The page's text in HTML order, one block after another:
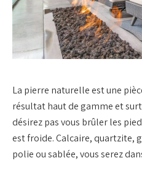
La pierre naturelle est une
résultat haut de gamme et
désirez pas vous brûler les
est froide. Calcaire, quartzite,
polie ou sablée, vous serez